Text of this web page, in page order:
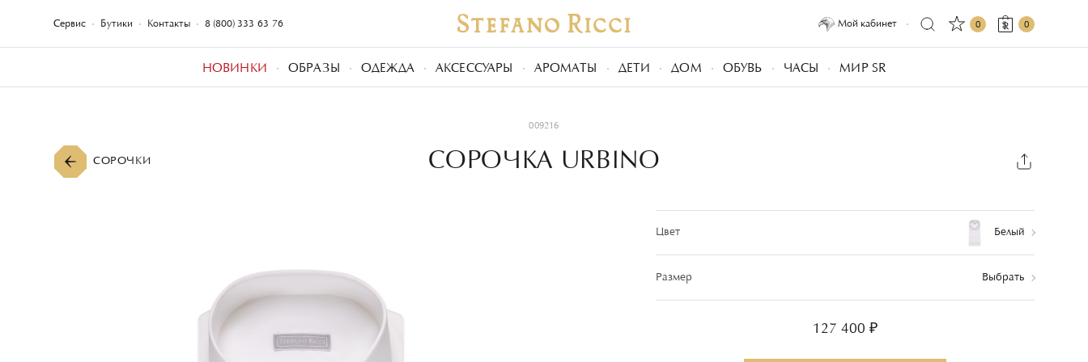
Сервис Бутики Контакты 8 (800) 333-63-76 Мой кабинет 0 0
НОВИНКИ ОБРАЗЫ ОДЕЖДА АКСЕССУАРЫ АРОМАТЫ ДЕТИ ДОМ ОБУВЬ ЧАСЫ МИР SR
009216
СОРОЧКИ СОРОЧКА URBINO
Цвет Белый
Размер Выбрать
127 400 ₽